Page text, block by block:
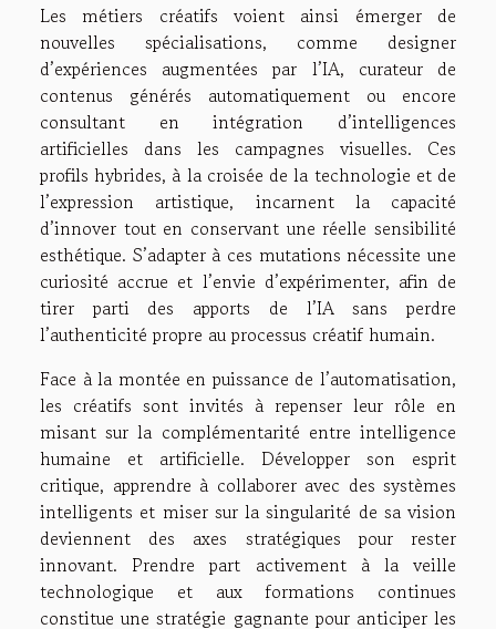
Les métiers créatifs voient ainsi émerger de
nouvelles spécialisations, comme designer
d’expériences augmentées par l’IA, curateur de
contenus générés automatiquement ou encore
consultant en intégration d’intelligences
artificielles dans les campagnes visuelles. Ces
profils hybrides, à la croisée de la technologie et de
l’expression artistique, incarnent la capacité
d’innover tout en conservant une réelle sensibilité
esthétique. S’adapter à ces mutations nécessite une
curiosité accrue et l’envie d’expérimenter, afin de
tirer parti des apports de l’IA sans perdre
l’authenticité propre au processus créatif humain.
Face à la montée en puissance de l’automatisation,
les créatifs sont invités à repenser leur rôle en
misant sur la complémentarité entre intelligence
humaine et artificielle. Développer son esprit
critique, apprendre à collaborer avec des systèmes
intelligents et miser sur la singularité de sa vision
deviennent des axes stratégiques pour rester
innovant. Prendre part activement à la veille
technologique et aux formations continues
constitue une stratégie gagnante pour anticiper les